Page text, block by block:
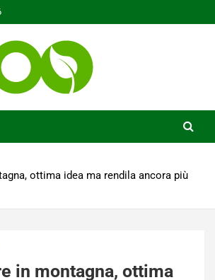
ottima idea ma rendila ancora più
in montagna, ottima